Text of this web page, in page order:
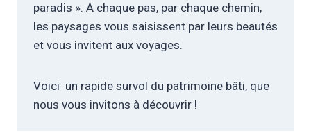
paradis ». A chaque pas, par chaque chemin,
les paysages vous saisissent par leurs beautés
et vous invitent aux voyages.
Voici un rapide survol du patrimoine bâti, que
nous vous invitons à découvrir !